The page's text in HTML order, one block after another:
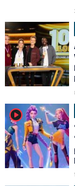
player2